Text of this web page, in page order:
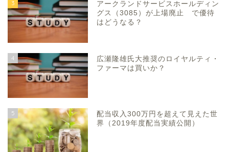
3
アークランドサービスホールディン
グス（3085）が上場廃止 で優待
はどうなる？
4
広瀬隆雄氏大推奨のロイヤルティ・
ファーマは買いか？
5
配当収入300万円を超えて見えた世
界（2019年度配当実績公開）